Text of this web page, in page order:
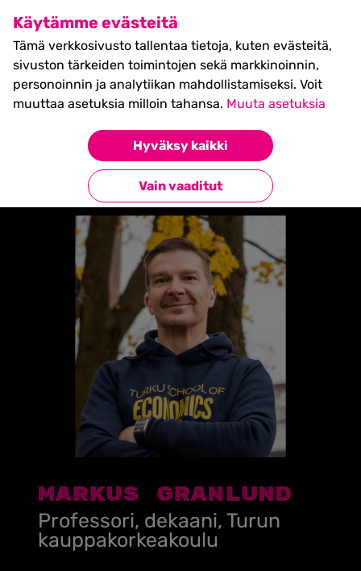
Käytämme evästeitä
Tämä verkkosivusto tallentaa tietoja, kuten evästeitä,
sivuston tärkeiden toimintojen sekä markkinoinnin,
personoinnin ja analytiikan mahdollistamiseksi. Voit
muuttaa asetuksia milloin tahansa. Muuta asetuksia
Hyväksy kaikki
Vain vaaditut
SHIFT Business Festival
27.5.2027, Turku - liput
myynnissä nyt! >>
Markus Granlund
Takaisin esiintyjiin
Markus Granlund
Professori, dekaani, Turun
kauppakorkeakoulu